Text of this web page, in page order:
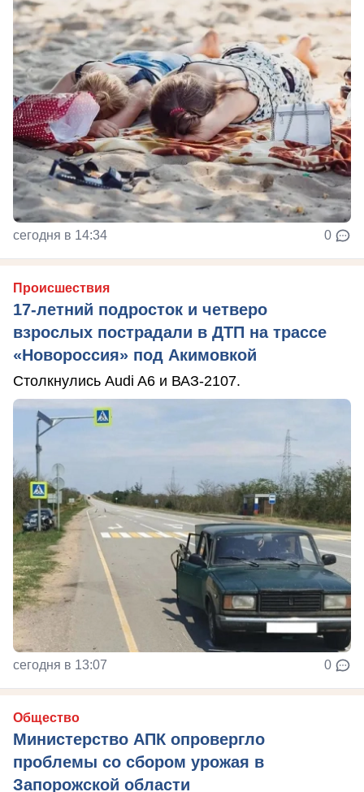
сегодня в 14:34 0
Происшествия
17-летний подросток и четверо
взрослых пострадали в ДТП на трассе
«Новороссия» под Акимовкой
Столкнулись Audi A6 и ВАЗ-2107.
сегодня в 13:07 0
Общество
Министерство АПК опровергло
проблемы со сбором урожая в
Запорожской области